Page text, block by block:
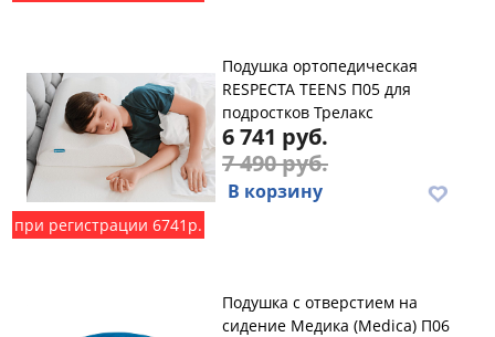
при регистрации 6741р.
Подушка ортопедическая
RESPECTA TEENS П05 для
подростков Трелакс
6 741 руб.
7 490 руб.
В корзину
Подушка с отверстием на
сидение Медика (Medica) П06